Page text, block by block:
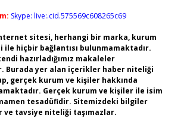
Skype: live:.cid.575569c608265c69
sitesi, herhangi bir marka, kurum
ile hiçbir bağlantısı bulunmamaktadır.
hazırladığımız makaleler
Burada yer alan içerikler haber niteliği
gerçek kurum ve kişiler hakkında
Gerçek kurum ve kişiler ile isim
tesadüfidir. Sitemizdeki bilgiler
tavsiye niteliği taşımazlar.